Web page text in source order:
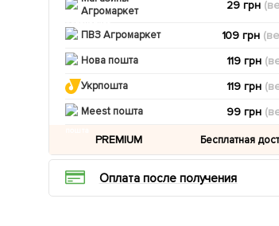
Агромаркет
29 грн
ПВЗ Агромаркет 109 грн
Нова пошта 119 грн
Укрпошта 119 грн
Meest пошта 99 грн
PREMIUM Бесплатная
Оплата после получения